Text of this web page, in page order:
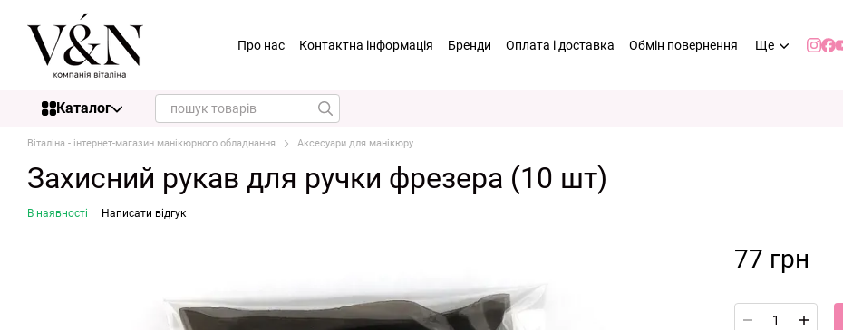
Перейти до основного контенту
Про нас Контактна інформація Бренди Оплата і доставка Обмін повернення Ще
Каталог
Віталіна - інтернет-магазин манікюрного обладнання Аксесуари для манікюру
Захисний рукав для ручки фрезера (10 шт)
В наявності Написати відгук
77 грн